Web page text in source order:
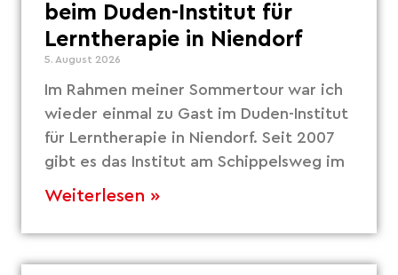
beim Duden-Institut für
Lerntherapie in Niendorf
5. August 2026
Im Rahmen meiner Sommertour war ich
wieder einmal zu Gast im Duden-Institut
für Lerntherapie in Niendorf. Seit 2007
gibt es das Institut am Schippelsweg im
Weiterlesen »